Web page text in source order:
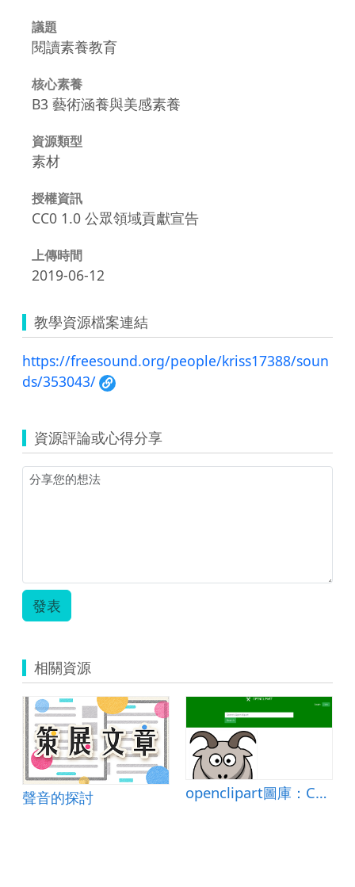
議題
閱讀素養教育
核心素養
B3 藝術涵養與美感素養
資源類型
素材
授權資訊
CC0 1.0 公眾領域貢獻宣告
上傳時間
2019-06-12
教學資源檔案連結
https://freesound.org/people/kriss17388/soun
ds/353043/
資源評論或心得分享
發表
相關資源
聲音的探討 openclipart圖庫：Cartoon goat